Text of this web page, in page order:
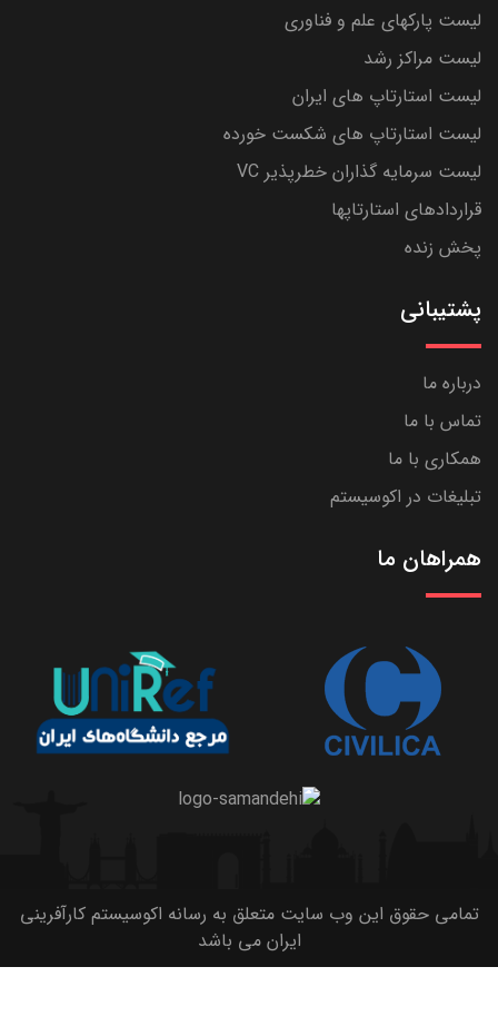
لیست پارکهای علم و فناوری
لیست مراکز رشد
لیست استارتاپ های ایران
لیست استارتاپ های شکست خورده
لیست سرمایه گذاران خطرپذیر VC
قراردادهای استارتاپها
پخش زنده
پشتیبانی
درباره ما
تماس با ما
همکاری با ما
تبلیغات در اکوسیستم
همراهان ما
تمامی حقوق این وب سایت متعلق به رسانه اکوسیستم کارآفرینی
ایران می باشد